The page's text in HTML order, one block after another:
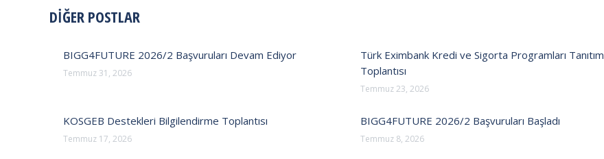
DİĞER POSTLAR
BIGG4FUTURE 2026/2 Başvuruları Devam Ediyor
Temmuz 31, 2026
Türk Eximbank Kredi ve Sigorta Programları Tanıtım
Toplantısı
Temmuz 23, 2026
KOSGEB Destekleri Bilgilendirme Toplantısı
Temmuz 17, 2026
BIGG4FUTURE 2026/2 Başvuruları Başladı
Temmuz 8, 2026